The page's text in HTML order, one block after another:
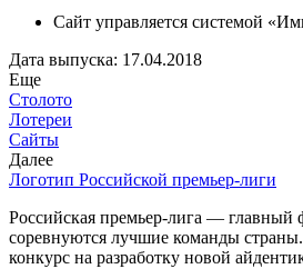
Сайт управляется системой
Дата выпуска: 17.04.2018
Еще
Столото
Лотереи
Сайты
Далее
Логотип Российской премьер-лиги
Российская премьер-лига — главный
соревнуются лучшие команды
конкурс на разработку новой